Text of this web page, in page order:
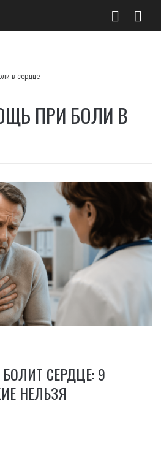
в сердце
ПРИ БОЛИ В
СЕРДЦЕ: 9
НЕЛЬЗЯ